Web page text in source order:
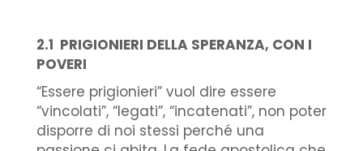
2.1 PRIGIONIERI DELLA SPERANZA, CON I
POVERI
“Essere prigionieri” vuol dire essere
“vincolati”, “legati”, “incatenati”, non poter
disporre di noi stessi perché una